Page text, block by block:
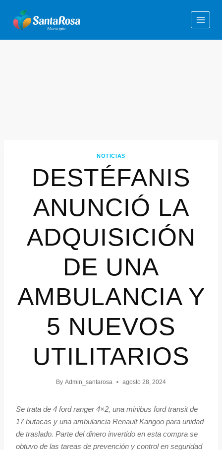
NOTICIAS
DESTÉFANIS
ANUNCIÓ LA
ADQUISICIÓN
DE UNA
AMBULANCIA Y
5 NUEVOS
UTILITARIOS
By Admin_santarosa agosto 28, 2024
Se trata de 4 ford ranger 4×2, una minibus ford transit de
17 butacas y una ambulancia Renault Kangoo para unidad
de traslado. Parte del dinero invertido en esta compra se
obtuvo de las tareas de prevención y control en seguridad